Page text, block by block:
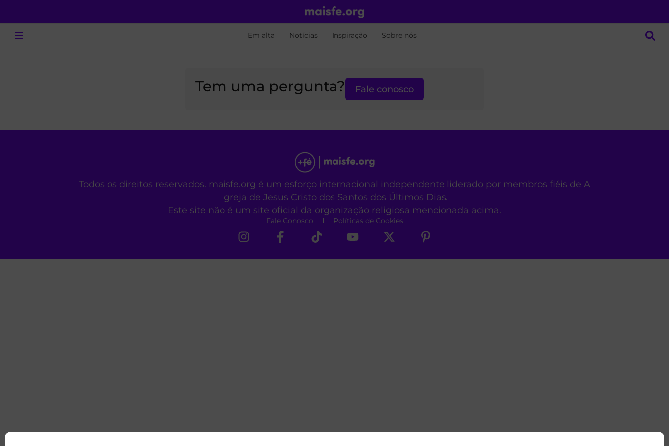
Em alta Notícias Inspiração Sobre nós
Tem uma pergunta? Fale conosco
Todos os direitos reservados. maisfe.org é um esforço internacional independente liderado por membros fiéis de A
Igreja de Jesus Cristo dos Santos dos Últimos Dias.
Este site não é um site oficial da organização religiosa mencionada acima.
Fale Conosco Políticas de Cookies